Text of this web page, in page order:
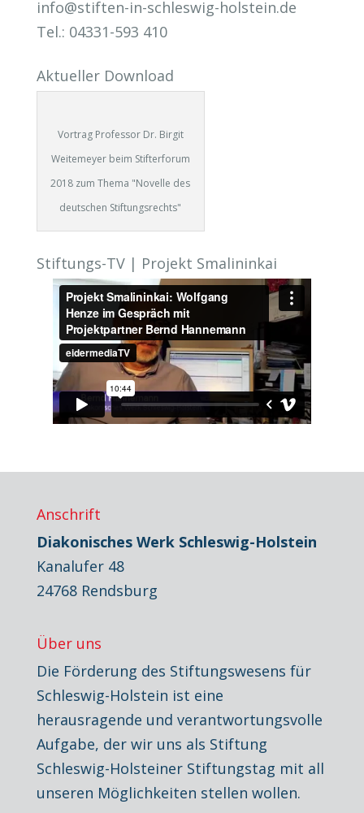
info@stiften-in-schleswig-holstein.de
Tel.: 04331-593 410
Aktueller Download
Vortrag Professor Dr. Birgit
Weitemeyer beim Stifterforum
2018 zum Thema "Novelle des
deutschen Stiftungsrechts"
Stiftungs-TV | Projekt Smalininkai
Anschrift
Diakonisches Werk Schleswig-Holstein
Kanalufer 48
24768 Rendsburg
Über uns
Die Förderung des Stiftungswesens für
Schleswig-Holstein ist eine
herausragende und verantwortungsvolle
Aufgabe, der wir uns als Stiftung
Schleswig-Holsteiner Stiftungstag mit all
unseren Möglichkeiten stellen wollen.